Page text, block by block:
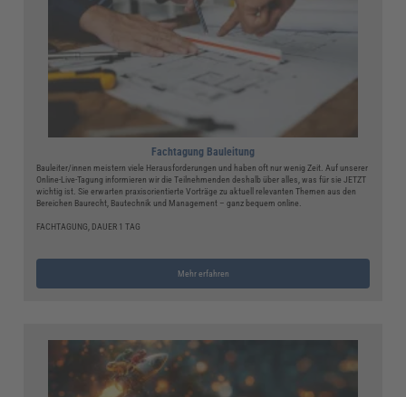
Fachtagung Bauleitung
Bauleiter/innen meistern viele Herausforderungen und haben oft nur wenig Zeit. Auf unserer
Online-Live-Tagung informieren wir die Teilnehmenden deshalb über alles, was für sie JETZT
wichtig ist. Sie erwarten praxisorientierte Vorträge zu aktuell relevanten Themen aus den
Bereichen Baurecht, Bautechnik und Management – ganz bequem online.
FACHTAGUNG, DAUER 1 TAG
Mehr erfahren